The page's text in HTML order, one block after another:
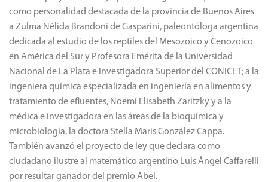
como personalidad destacada de la provincia de Buenos Aires
a Zulma Nélida Brandoni de Gasparini, paleontóloga argentina
dedicada al estudio de los reptiles del Mesozoico y Cenozoico
en América del Sur y Profesora Emérita de la Universidad
Nacional de La Plata e Investigadora Superior del CONICET; a la
ingeniera química especializada en ingeniería en alimentos y
tratamiento de efluentes, Noemí Elisabeth Zaritzky y a la
médica e investigadora en las áreas de la bioquímica y
microbiología, la doctora Stella Maris González Cappa.
También avanzó el proyecto de ley que declara como
ciudadano ilustre al matemático argentino Luis Ángel Caffarelli
por resultar ganador del premio Abel.